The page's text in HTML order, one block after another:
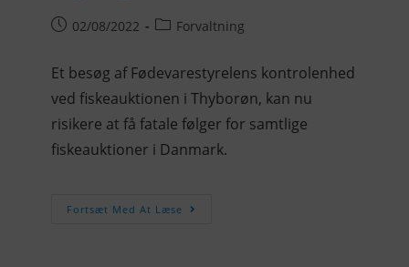
02/08/2022 Forvaltning
Et besøg af Fødevarestyrelens kontrolenhed
ved fiskeauktionen i Thyborøn, kan nu
risikere at få fatale følger for samtlige
fiskeauktioner i Danmark.
Fortsæt Med At Læse